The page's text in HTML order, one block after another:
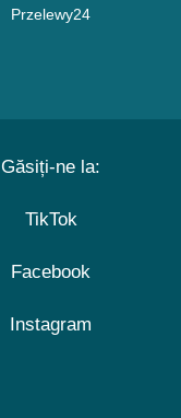
Przelewy24
Găsiți-ne la:
TikTok
Facebook
Instagram